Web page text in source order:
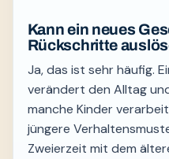
Kann ein neues
Rückschritte
Ja, das ist sehr häufig.
verändert den Alltag
manche Kinder
jüngere
Zweierzeit mit dem